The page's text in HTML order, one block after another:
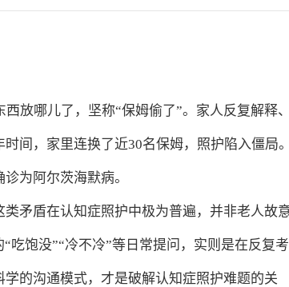
放哪儿了，坚称“保姆偷了”。家人反复解释、
间，家里连换了近30名保姆，照护陷入僵局。
为阿尔茨海默病。
矛盾在认知症照护中极为普遍，并非老人故
吃饱没”“冷不冷”等日常提问，实则是在反复考
的沟通模式，才是破解认知症照护难题的关